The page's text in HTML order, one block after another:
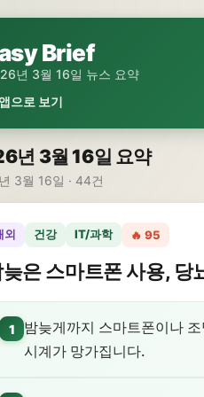
Brief
년 3월 16일 뉴스 요약
으로 보기
년 3월 16일 요약
3월 16일 · 44건
외 건강 IT/과학 🔥 95
은 스마트폰 사용, 당
1
밤늦게까지 스마트폰이나
시계가 망가집니다.